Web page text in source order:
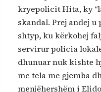
kryepolicit Hita, ky
skandal. Prej andej
shtyp, ku kërkohej
servirur policia
dhunuar nuk kishte
me tela me gjemba
menjëhershëm i